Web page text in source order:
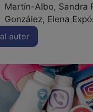
Martín-Albo, Sandra
González, Elena
autor